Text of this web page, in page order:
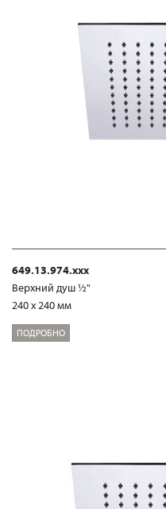
649.13.974.xxx
Верхний душ ½"
240 x 240 мм
ПОДРОБНО